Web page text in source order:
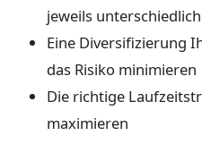
jeweils
Eine Diversifizierung
das Risiko minimieren
Die richtige
maximieren